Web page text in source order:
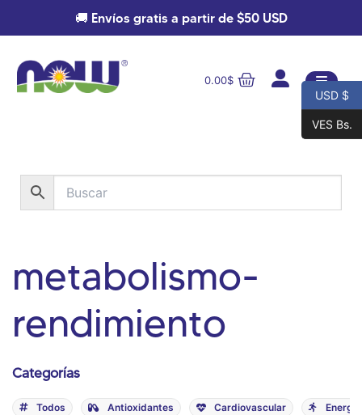
🚚 Envíos gratis a partir de $50 USD
0.00$
metabolismo-
rendimiento
Categorías
Todos Antioxidantes Cardiovascular
USD $
VES Bs.